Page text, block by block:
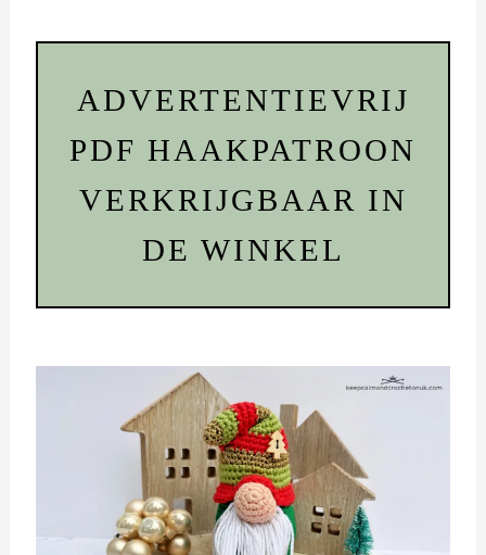
ADVERTENTIEVRIJ
PDF HAAKPATROON
VERKRIJGBAAR IN
DE WINKEL